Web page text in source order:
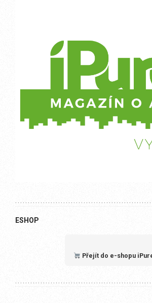
ESHOP
Přejít do e-shopu